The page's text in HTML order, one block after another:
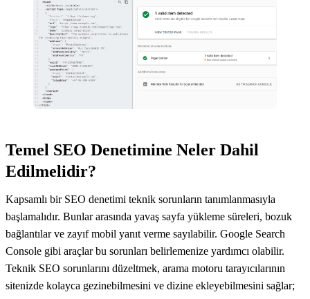
Temel SEO Denetimine Neler Dahil
Edilmelidir?
Kapsamlı bir SEO denetimi teknik sorunların tanımlanmasıyla
başlamalıdır. Bunlar arasında yavaş sayfa yükleme süreleri, bozuk
bağlantılar ve zayıf mobil yanıt verme sayılabilir. Google Search
Console gibi araçlar bu sorunları belirlemenize yardımcı olabilir.
Teknik SEO sorunlarını düzeltmek, arama motoru tarayıcılarının
sitenizde kolayca gezinebilmesini ve dizine ekleyebilmesini sağlar;